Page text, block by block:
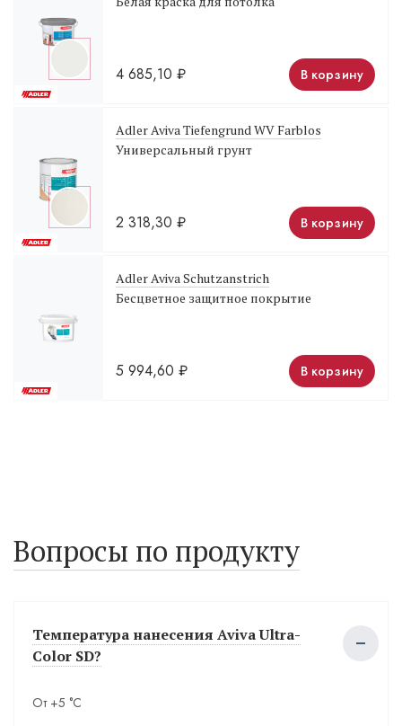
4 685,10 ₽ В корзину
Adler Aviva Tiefengrund WV Farblos
Универсальный грунт
2 318,30 ₽ В корзину
Adler Aviva Schutzanstrich
Бесцветное защитное покрытие
5 994,60 ₽ В корзину
Вопросы по продукту
Температура нанесения Aviva Ultra-
Color SD?
От +5 °С